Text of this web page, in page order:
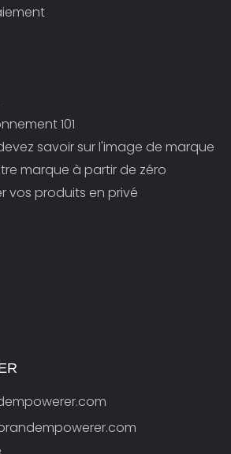
101
savoir sur l'image de marque
marque à partir de zéro
vos produits en privé